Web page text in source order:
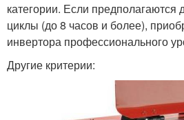
категории. Если предполагаются
циклы (до 8 часов и более),
инвертора профессионального
Другие критерии: